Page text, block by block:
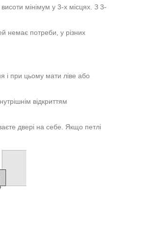
мінімум у 3-х місцях. З 3-
немає потреби, у різних
і при цьому мати ліве або
відкриттям
двері на себе. Якщо петлі